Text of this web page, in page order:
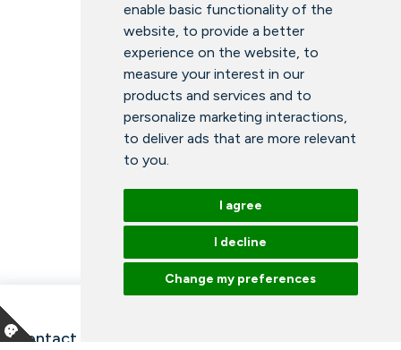
enable basic functionality of the
website, to provide a better
experience on the website, to
measure your interest in our
products and services and to
personalize marketing interactions,
to deliver ads that are more relevant
to you.
I agree
I decline
Change my preferences
Contact information and opening hours